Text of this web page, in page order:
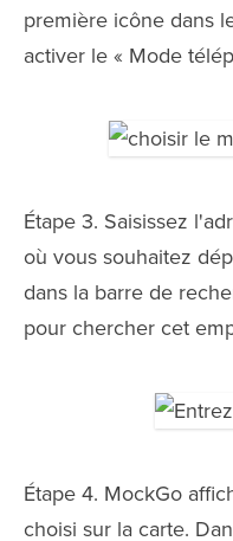
première icône dans
activer le « Mode
Étape 3. Saisissez
où vous souhaitez
dans la barre de
pour chercher cet
Étape 4. MockGo
choisi sur la carte.